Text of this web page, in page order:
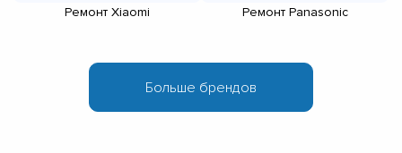
Ремонт Xiaomi Ремонт Panasonic